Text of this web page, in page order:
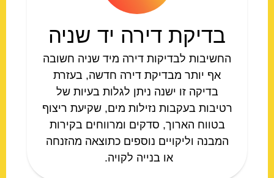
בדיקת דירה יד שניה
החשיבות לבדיקות דירה מיד שניה חשובה
אף יותר מבדיקת דירה חדשה, בעזרת
בדיקה זו ישנה ניתן לגלות בעיות של
רטיבות בעקבות נזילות מים, שקיעת ריצוף
בטווח הארוך, סדקים ומרווחים בקירות
המבנה וליקויים נוספים כתוצאה מהזנחה
או בנייה לקויה.